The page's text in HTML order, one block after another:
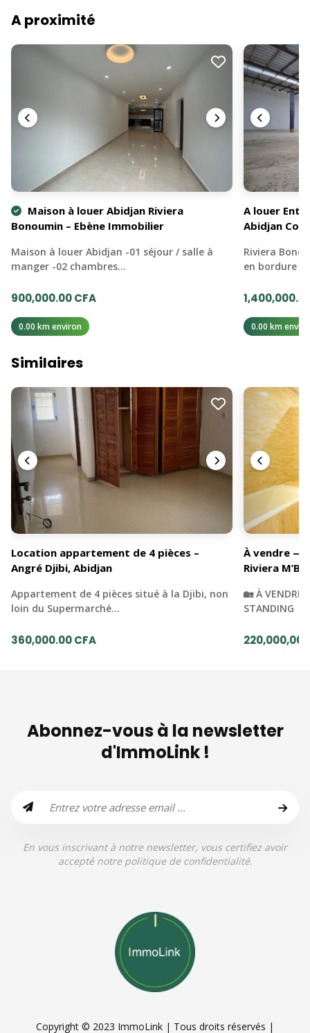
A proximité
Maison à louer Abidjan Riviera
Bonoumin – Ebène Immobilier
Maison à louer Abidjan -01 séjour / salle à
manger -02 chambres…
900,000.00 CFA
0.00 km environ
A louer
Abidjan
Riviera
en bordure
0.00 km
Similaires
Location appartement de 4 pièces –
Angré Djibi, Abidjan
Appartement de 4 pièces situé à la Djibi, non
loin du Supermarché…
360,000.00 CFA
À vendre —
Riviera
🏡 À VENDRE
STANDING |
Abonnez-vous à la newsletter
d'ImmoLink !
En vous inscrivant à notre newsletter, vous certifiez avoir
accepté notre politique de confidentialité.
Copyright © 2023 ImmoLink | Tous droits réservés |